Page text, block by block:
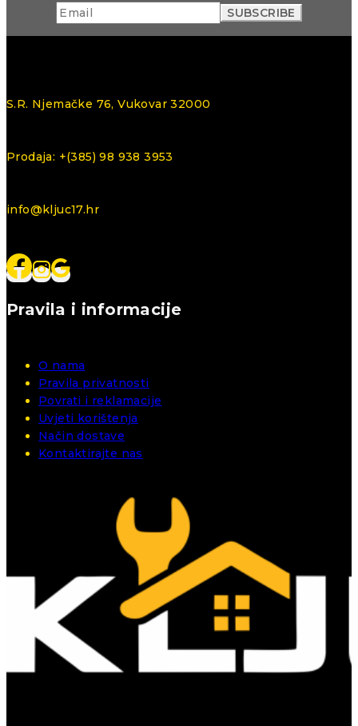
S.R. Njemačke 76, Vukovar 32000
Prodaja: +(385) 98 938 3953
info@kljuc17.hr
Pravila i informacije
O nama
Pravila privatnosti
Povrati i reklamacije
Uvjeti korištenja
Način dostave
Kontaktirajte nas